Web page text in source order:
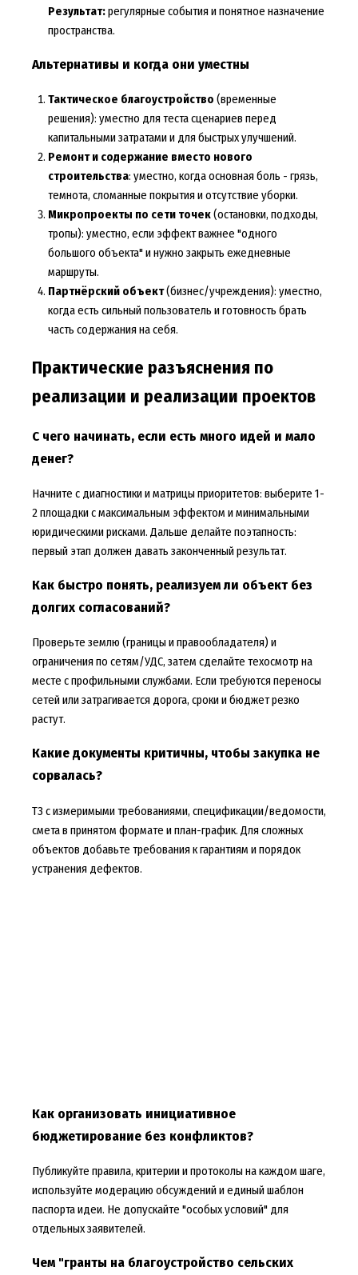
Результат:регулярные события и понятное назначение
пространства.
Альтернативы и когда они уместны
Тактическое благоустройство (временные
решения): уместно для теста сценариев перед
капитальными затратами и для быстрых улучшений.
Ремонт и содержание вместо нового
строительства: уместно, когда основная боль - грязь,
темнота, сломанные покрытия и отсутствие уборки.
Микропроекты по сети точек(остановки, подходы,
тропы): уместно, если эффект важнее "одного
большого объекта" и нужно закрыть ежедневные
маршруты.
Партнёрский объект(бизнес/учреждения): уместно,
когда есть сильный пользователь и готовность брать
часть содержания на себя.
Практические разъяснения по
реализации и реализации проектов
С чего начинать, если есть много идей и мало
денег?
Начните с диагностики и матрицы приоритетов: выберите 1-
2 площадки с максимальным эффектом и минимальными
юридическими рисками. Дальше делайте поэтапность:
первый этап должен давать законченный результат.
Как быстро понять, реализуем ли объект без
долгих согласований?
Проверьте землю (границы и правообладателя) и
ограничения по сетям/УДС, затем сделайте техосмотр на
месте с профильными службами. Если требуются переносы
сетей или затрагивается дорога, сроки и бюджет резко
растут.
Какие документы критичны, чтобы закупка не
сорвалась?
ТЗ с измеримыми требованиями, спецификации/ведомости,
смета в принятом формате и план-график. Для сложных
объектов добавьте требования к гарантиям и порядок
устранения дефектов.
Как организовать инициативное
бюджетирование без конфликтов?
Публикуйте правила, критерии и протоколы на каждом шаге,
используйте модерацию обсуждений и единый шаблон
паспорта идеи. Не допускайте "особых условий" для
отдельных заявителей.
Чем "гранты на благоустройство сельских